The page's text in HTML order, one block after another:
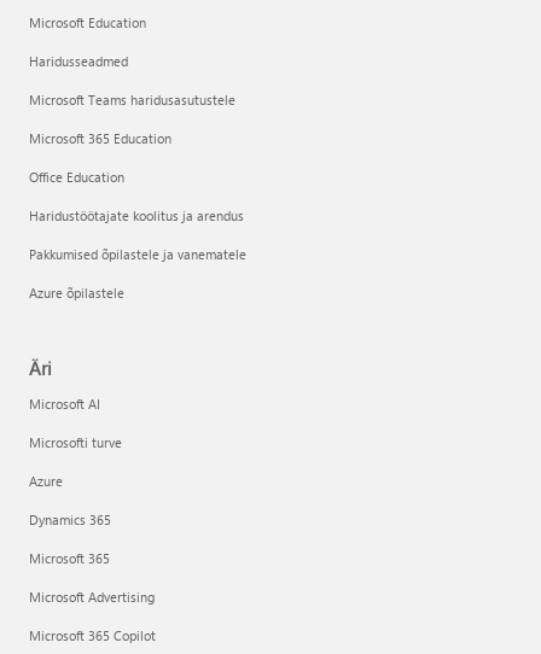
Microsoft Education
Haridusseadmed
Microsoft Teams haridusasutustele
Microsoft 365 Education
Office Education
Haridustöötajate koolitus ja arendus
Pakkumised õpilastele ja vanematele
Azure õpilastele
Äri
Microsoft AI
Microsofti turve
Azure
Dynamics 365
Microsoft 365
Microsoft Advertising
Microsoft 365 Copilot